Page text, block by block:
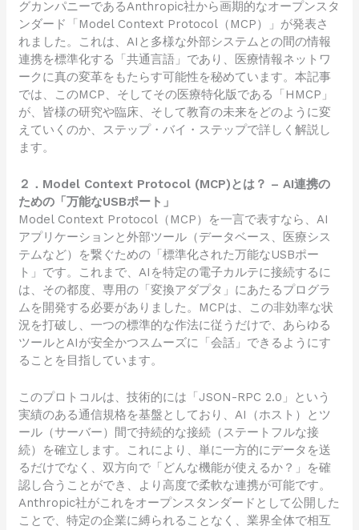
グカンパニーであるAnthropic社から画期的なオープンスタ
ンダード「Model Context Protocol（MCP）」が発表さ
れました。これは、AIと多様な外部システムとの間の情報
連携を標準化する「共通言語」であり、医療情報ネットワ
ークに真の変革をもたらす可能性を秘めています。本記事
では、このMCP、そしてその医療特化版である「HMCP」
が、皆様の研究や臨床、そして教育の未来をどのように変
えていくのか、ステップ・バイ・ステップで詳しく解説し
ます。
２．Model Context Protocol (MCP)とは？ – AI連携の
ための「万能なUSBポート」
Model Context Protocol（MCP）を一言で表すなら、AI
アプリケーションと外部ツール（データベース、医療シス
テムなど）を繋ぐための「標準化された万能なUSBポー
ト」です。これまで、AIを特定の電子カルテに接続するに
は、その都度、専用の「変換アダプタ」にあたるプログラ
ムを開発する必要がありました。MCPは、この非効率な状
況を打破し、一つの標準的な作法に従うだけで、あらゆる
ツールとAIが安全かつスムーズに「会話」できるようにす
ることを目指しています。
このプロトコルは、技術的には「JSON-RPC 2.0」という
実績のある通信規格を基盤としており、AI（ホスト）とツ
ール（サーバー）間で持続的な接続（ステートフルな接
続）を確立します。これにより、単に一方的にデータを送
るだけでなく、双方向で「どんな機能が使えるか？」を確
認し合うことができ、より高度で柔軟な連携が可能です。
Anthropic社がこれをオープンスタンダードとして公開した
ことで、特定の企業に縛られることなく、業界全体で相互